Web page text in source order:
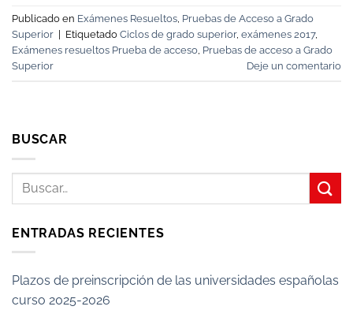
Publicado en Exámenes Resueltos, Pruebas de Acceso a Grado
Superior
Etiquetado Ciclos de grado superior, exámenes 2017,
Exámenes resueltos Prueba de acceso, Pruebas de acceso a Grado
Superior
Deje un comentario
BUSCAR
ENTRADAS RECIENTES
Plazos de preinscripción de las universidades españolas
curso 2025-2026